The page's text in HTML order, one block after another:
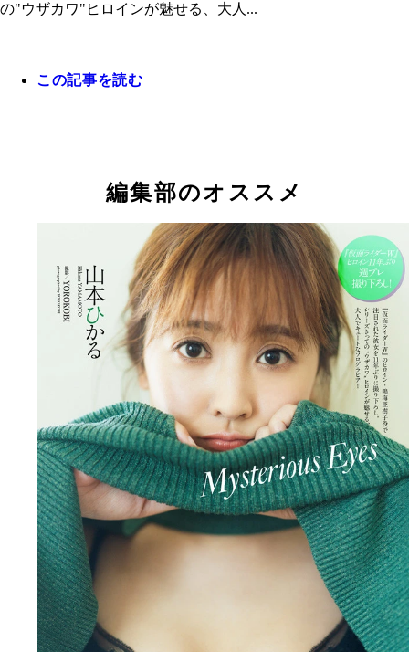
【デジタル限定】山本ひかる写真集『Ｍｙｓｔｅ
の"ウザカワ"ヒロインが魅せる、大人...
この記事を読む
編集部のオススメ